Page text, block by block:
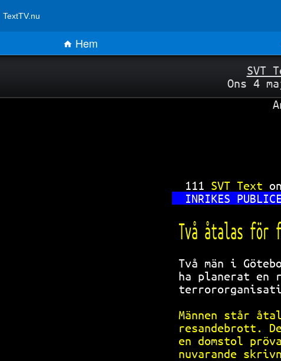
SVT
Ons 4
111 SVT Text
INRIKES
Två åtalas
Två män i
ha planerat
Männen står
resandebrott.
en domstol
TextTV.nu
Hem